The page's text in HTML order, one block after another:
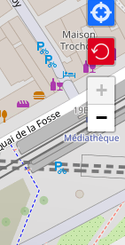
+
−